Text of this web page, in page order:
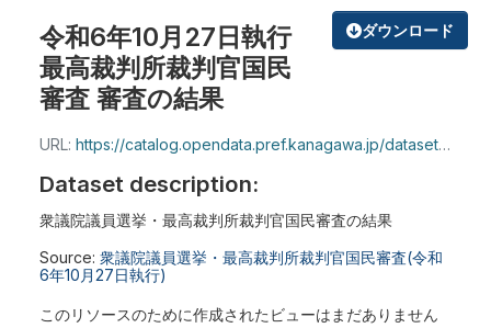
ダウンロード
令和6年10月27日執行
最高裁判所裁判官国民
審査 審査の結果
URL: https://catalog.opendata.pref.kanagawa.jp/dataset/0a165ca8-9e5f-4549-af74-df41bf598fd4/resource/aad126ce-75c6-416a-9322-68e9c5a27c3d/download/r6kokushin.pdf
Dataset description:
衆議院議員選挙・最高裁判所裁判官国民審査の結果
Source: 衆議院議員選挙・最高裁判所裁判官国民審査(令和
6年10月27日執行)
このリソースのために作成されたビューはまだありません